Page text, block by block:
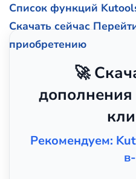
Список функций
Скачать сейчас
приобретению
🚀
Рекомендуем: